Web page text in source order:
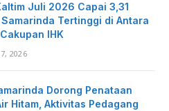
Juli 2026 Capai 3,31
Samarinda Tertinggi di Antara
IHK
2026
Dorong Penataan
Hitam, Aktivitas Pedagang